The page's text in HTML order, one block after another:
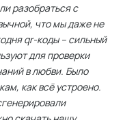
разобраться с
что мы даже не
qr-коды – сильный
для проверки
в любви. Было
как всё устроено.